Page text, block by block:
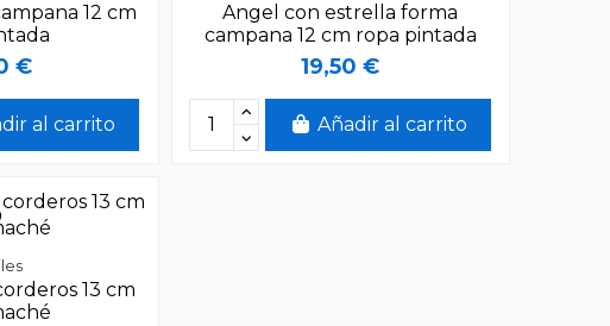
12 cm
€
al carrito
Angel con estrella forma
campana 12 cm ropa pintada
19,50 €
Añadir al carrito
13 cm